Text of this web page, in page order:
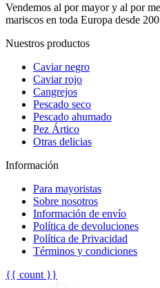
Vendemos al por mayor y al por
mariscos en toda Europa desde
Nuestros productos
Caviar negro
Caviar rojo
Cangrejos
Pescado seco
Pescado ahumado
Pez Ártico
Otras delicias
Información
Para mayoristas
Sobre nosotros
Información de envío
Política de devoluciones
Política de Privacidad
Términos y condiciones
{{ count }}